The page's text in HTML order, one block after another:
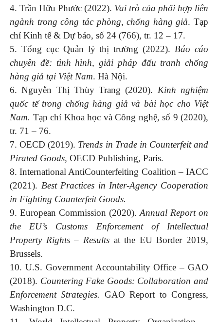
4. Trần Hữu Phước (2022). Vai trò của phối hợp liên
ngành trong công tác phòng, chống hàng giả. Tạp
chí Kinh tế & Dự báo, số 24 (766), tr. 12 – 17.
5. Tổng cục Quản lý thị trường (2022). Báo cáo
chuyên đề: tình hình, giải pháp đấu tranh chống
hàng giả tại Việt Nam. Hà Nội.
6. Nguyễn Thị Thùy Trang (2020). Kinh nghiệm
quốc tế trong chống hàng giả và bài học cho Việt
Nam. Tạp chí Khoa học và Công nghệ, số 9 (2020),
tr. 71 – 76.
7. OECD (2019). Trends in Trade in Counterfeit and
Pirated Goods, OECD Publishing, Paris.
8. International AntiCounterfeiting Coalition – IACC
(2021). Best Practices in Inter-Agency Cooperation
in Fighting Counterfeit Goods.
9. European Commission (2020). Annual Report on
the EU’s Customs Enforcement of Intellectual
Property Rights – Resultsat the EU Border 2019,
Brussels.
10. U.S. Government Accountability Office – GAO
(2018). Countering Fake Goods: Collaboration and
Enforcement Strategies. GAO Report to Congress,
Washington D.C.